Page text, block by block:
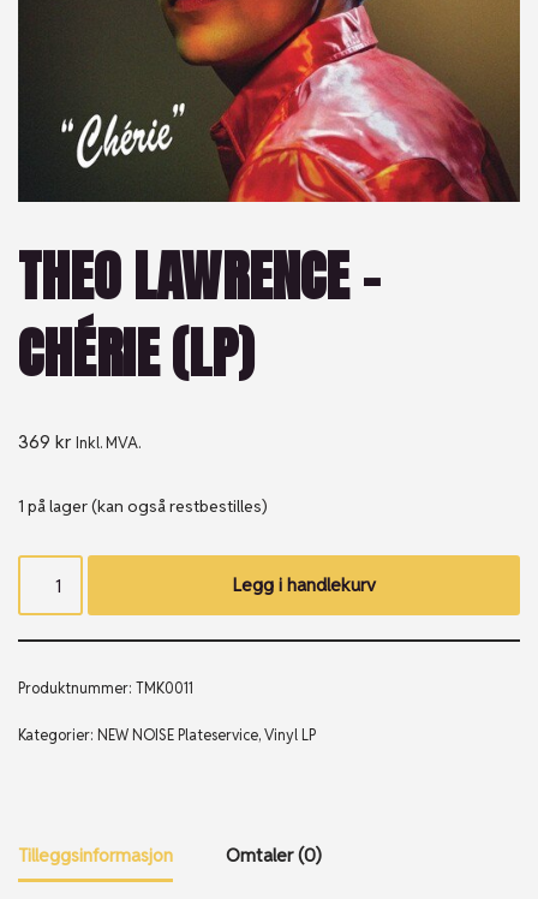
THEO LAWRENCE –
CHÉRIE (LP)
369 kr Inkl. MVA.
1 på lager (kan også restbestilles)
Legg i handlekurv
Produktnummer: TMK0011
Kategorier: NEW NOISE Plateservice,Vinyl LP
Tilleggsinformasjon Omtaler (0)